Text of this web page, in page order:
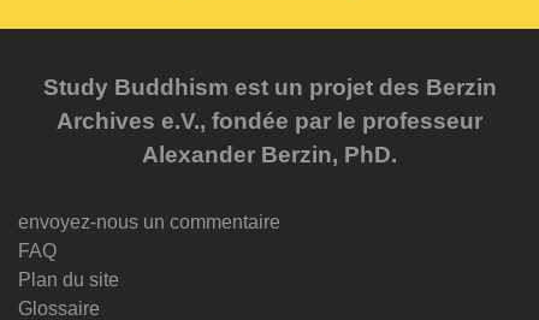
Study Buddhism est un projet des Berzin
Archives e.V., fondée par le professeur
Alexander Berzin, PhD.
envoyez-nous un commentaire
FAQ
Plan du site
Glossaire